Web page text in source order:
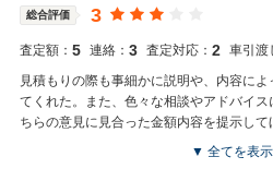
総合評価 3
査定額： 5 連絡： 3 査定対応： 2 車引渡
見積もりの際も事細かに説明や、内容に
てくれた。また、色々な相談やアドバイ
ちらの意見に見合った金額内容を提示して
▼ 全てを表